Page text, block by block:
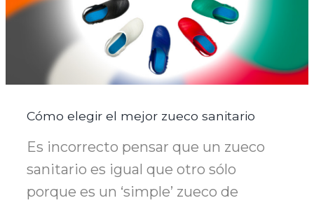
Cómo elegir el mejor zueco sanitario
Es incorrecto pensar que un zueco
sanitario es igual que otro sólo
porque es un ‘simple’ zueco de